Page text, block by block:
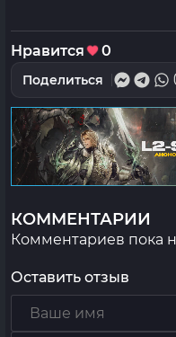
Нравится 0
Поделиться
КОММЕНТАРИИ
Комментариев пока
Оставить отзыв